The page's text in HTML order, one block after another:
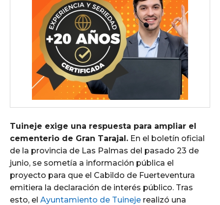
Tuineje exige una respuesta para ampliar el
cementerio de Gran Tarajal. En el boletín oficial
de la provincia de Las Palmas del pasado 23 de
junio, se sometía a información pública el
proyecto para que el Cabildo de Fuerteventura
emitiera la declaración de interés público. Tras
esto, el Ayuntamiento de Tuineje realizó una